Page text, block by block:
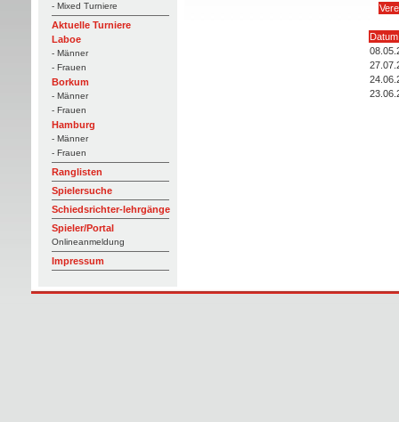
- Mixed Turniere
Aktuelle Turniere
Laboe
- Männer
- Frauen
Borkum
- Männer
- Frauen
Hamburg
- Männer
- Frauen
Ranglisten
Spielersuche
Schiedsrichter-lehrgänge
Spieler/Portal
Onlineanmeldung
Impressum
Datum